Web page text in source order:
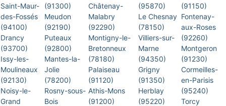
Saint-Maur-
des-Fossés
(94100)
Drancy
(93700)
Issy-les-
Moulineaux
(92130)
Noisy-le-
Grand
(91300)
Meudon
(92190)
Puteaux
(92800)
Mantes-la-
Jolie
(78200)
Rosny-sous-
Bois
Châtenay-
Malabry
(92290)
Montigny-le-
Bretonneux
(78180)
Palaiseau
(91120)
Athis-Mons
(91200)
(95870)
Le Chesnay
(78150)
Villiers-sur-
Marne
(94350)
Grigny
(91350)
Herblay
(95220)
(91150)
Fontenay-
aux-Roses
(92260)
Montgeron
(91230)
Cormeilles-
en-Parisis
(95240)
Torcy